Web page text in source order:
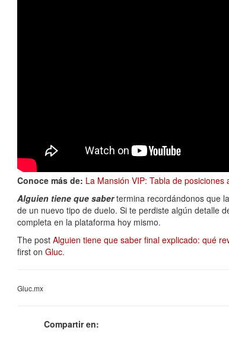
Conoce más de: La Mansión VIP: Tabla de
Alguien tiene que sabertermina recordándonos que
de un nuevo tipo de duelo. Si te perdiste algún detalle
completa en la plataforma hoy mismo.
The post Alguien tiene que saber final explicado: qué
first on Gluc.
Gluc.mx
Compartir en: